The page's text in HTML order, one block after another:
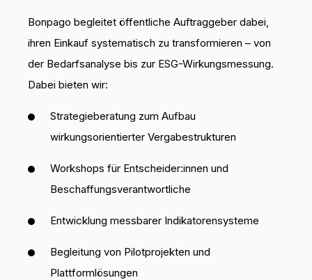
Bonpago begleitet öffentliche Auftraggeber dabei,
ihren Einkauf systematisch zu transformieren – von
der Bedarfsanalyse bis zur ESG-Wirkungsmessung.
Dabei bieten wir:
Strategieberatung zum Aufbau
wirkungsorientierter Vergabestrukturen
Workshops für Entscheider:innen und
Beschaffungsverantwortliche
Entwicklung messbarer Indikatorensysteme
Begleitung von Pilotprojekten und
Plattformlösungen